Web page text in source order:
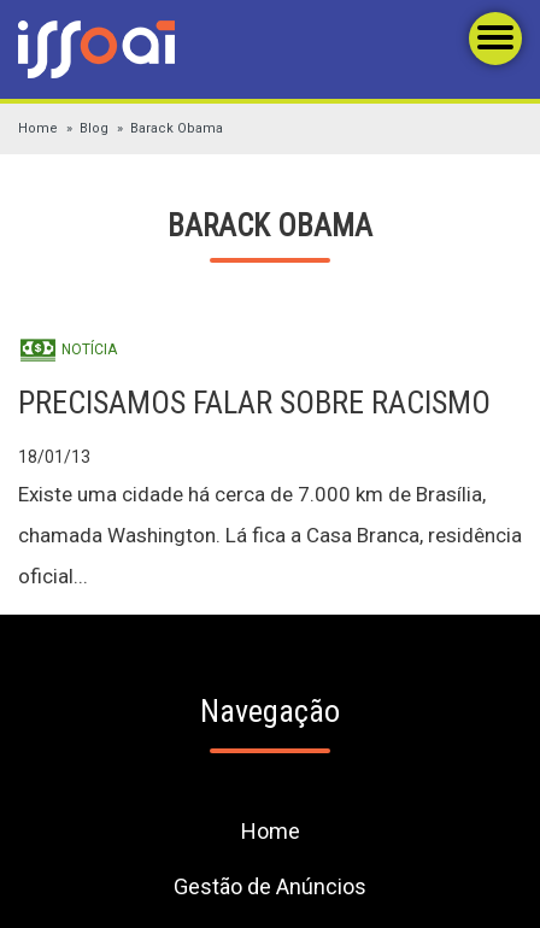
Home Blog Barack Obama
BARACK OBAMA
NOTÍCIA
PRECISAMOS FALAR SOBRE RACISMO
18/01/13
Existe uma cidade há cerca de 7.000 km de Brasília,
chamada Washington. Lá fica a Casa Branca, residência
oficial...
Navegação
Home
Gestão de Anúncios